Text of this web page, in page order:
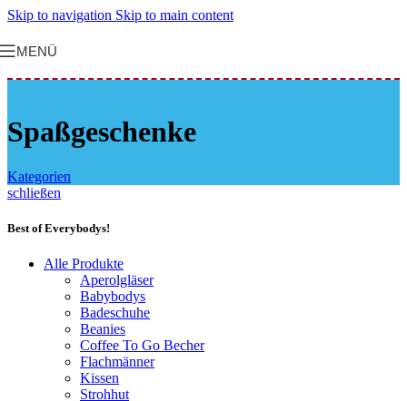
Skip to navigation Skip to main content
MENÜ
Spaßgeschenke
Kategorien
schließen
Best of Everybodys!
Alle Produkte
Aperolgläser
Babybodys
Badeschuhe
Beanies
Coffee To Go Becher
Flachmänner
Kissen
Strohhut